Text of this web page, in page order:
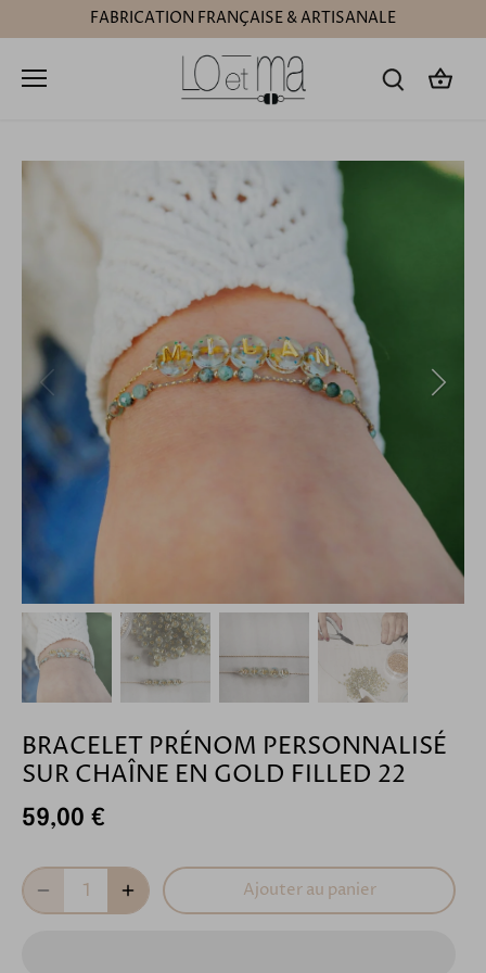
au
FABRICATION FRANÇAISE & ARTISANALE
BRACELET PRÉNOM PERSONNALISÉ
SUR CHAÎNE EN GOLD FILLED 22
59,00 €
Ajouter au panier